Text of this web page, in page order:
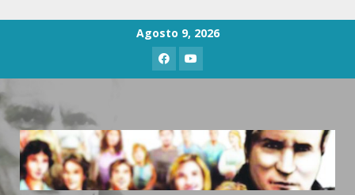
Agosto 9, 2026